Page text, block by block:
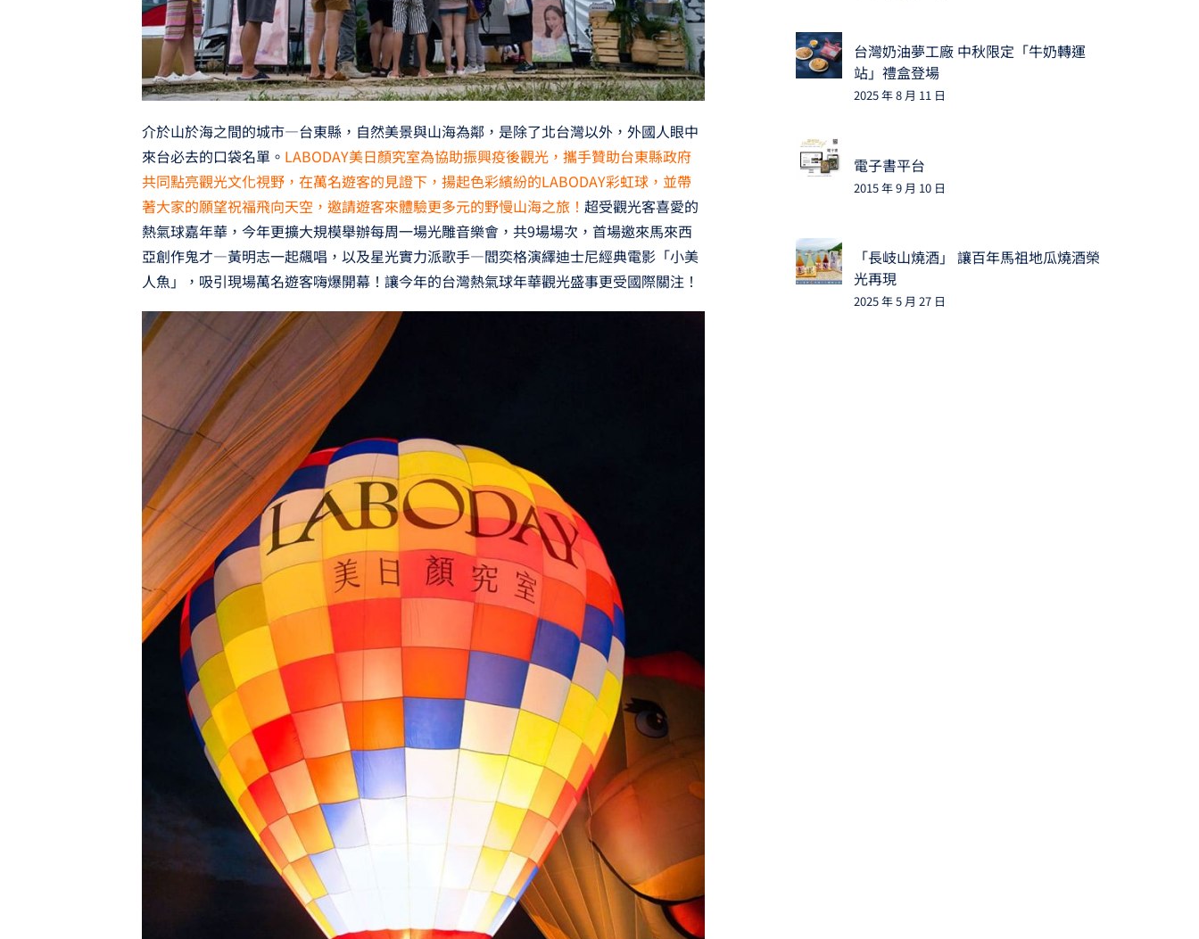
介於山於海之間的城市—台東縣，自然美景與山海為鄰，是除了北台灣以外，外國人眼中
來台必去的口袋名單。 LABODAY美日顏究室為協助振興疫後觀光，攜手贊助台東縣政府
共同點亮觀光文化視野，在萬名遊客的見證下，揚起色彩繽紛的LABODAY彩虹球，並帶
著大家的願望祝福飛向天空，邀請遊客來體驗更多元的野慢山海之旅！ 超受觀光客喜愛的
熱氣球嘉年華，今年更擴大規模舉辦每周一場光雕音樂會，共9場場次，首場邀來馬來西
亞創作鬼才—黃明志一起飆唱，以及星光實力派歌手—閻奕格演繹迪士尼經典電影「小美
人魚」，吸引現場萬名遊客嗨爆開幕！讓今年的台灣熱氣球年華觀光盛事更受國際關注！
台灣奶油夢工廠 中秋限定「牛奶轉運
站」禮盒登場
2025 年 8 月 11 日
電子書平台
2015 年 9 月 10 日
「長岐山燒酒」 讓百年馬祖地瓜燒酒榮
光再現
2025 年 5 月 27 日